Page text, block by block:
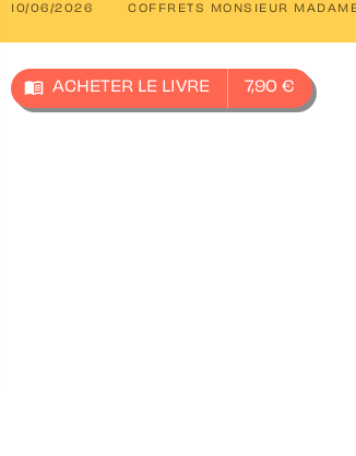
10/06/2026 COFFRETS MONSIEUR
menu_book ACHETER LE LIVRE 7,90 €